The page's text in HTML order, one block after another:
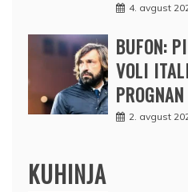
4. avgust
BUFON:
VOLI
2. avgust
KUHINJA